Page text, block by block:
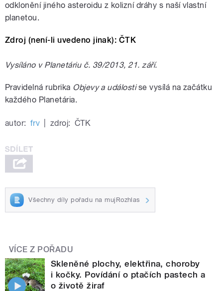
odklonění jiného asteroidu z kolizní dráhy s naší vlastní
planetou.
Zdroj (není-li uvedeno jinak): ČTK
Vysíláno v Planetáriu č. 39/2013, 21. září.
Pravidelná rubrika Objevy a událostise vysílá na začátku
každého Planetária.
autor: frv zdroj: ČTK
Všechny díly pořadu na mujRozhlas
VÍCE Z POŘADU
Skleněné plochy, elektřina, choroby
i kočky. Povídání o ptačích pastech a
o životě žiraf